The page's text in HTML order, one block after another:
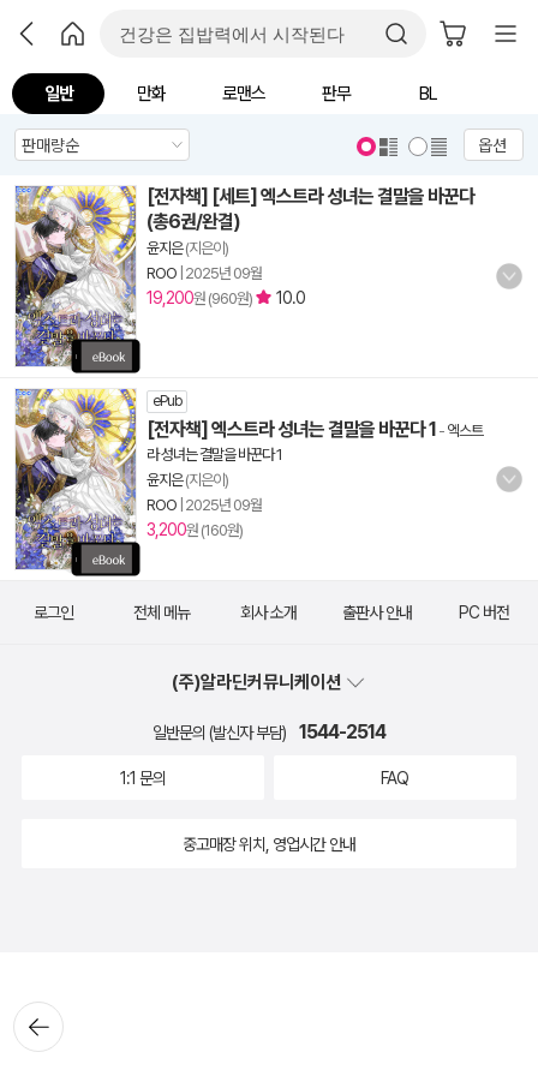
일반 만화 로맨스 판무 BL
옵션
[전자책] [세트] 엑스트라 성녀는 결말을 바꾼다
(총6권/완결)
윤지은(지은이)
ROO 2025년 09월
19,200원 (960원) 10.0
ePub
[전자책] 엑스트라 성녀는 결말을 바꾼다 1 - 엑스트
라 성녀는 결말을 바꾼다 1
윤지은(지은이)
ROO 2025년 09월
3,200원 (160원)
뒤로가
기
로그인 전체 메뉴 회사 소개 출판사 안내 PC 버전
(주)알라딘커뮤니케이션
일반문의 (발신자 부담) 1544-2514
1:1 문의 FAQ
중고매장 위치, 영업시간 안내